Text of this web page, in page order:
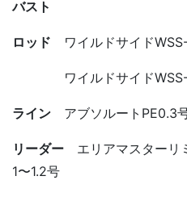
バスト
ロッド ワイルドサイド
ワイルドサイドWSS-
ライン アブソルートPE0.3
リーダー エリアマスターリ
1〜1.2号